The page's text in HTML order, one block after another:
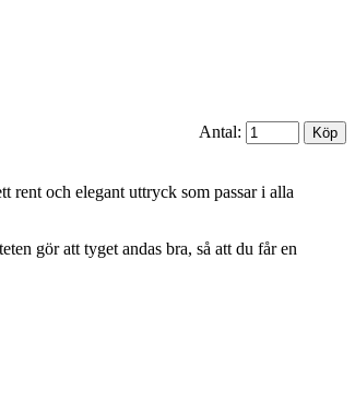
Antal:
rent och elegant uttryck som passar i alla
gör att tyget andas bra, så att du får en